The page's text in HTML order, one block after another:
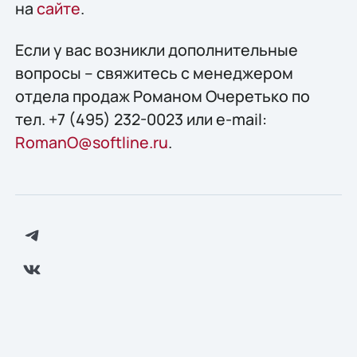
насайте.
Если у вас возникли дополнительные
вопросы – свяжитесь с менеджером
отдела продаж Романом Очеретько по
тел. +7 (495) 232-0023 или e-mail:
RomanO@softline.ru.